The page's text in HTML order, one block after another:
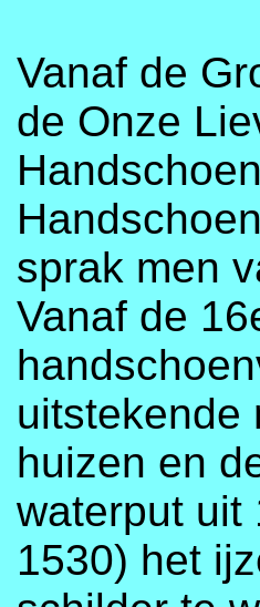
Vanaf de
de Onze
sprak men
Vanaf de
uitstekende
huizen en
waterput uit
1530) het